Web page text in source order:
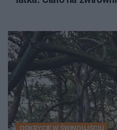
ODKRYCIE W ŚWINOUJŚCIU